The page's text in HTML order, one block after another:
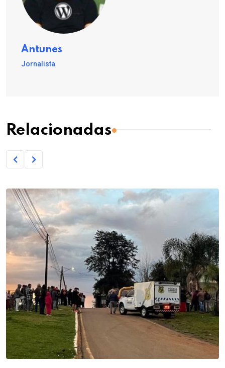
Antunes
Jornalista
Relacionadas